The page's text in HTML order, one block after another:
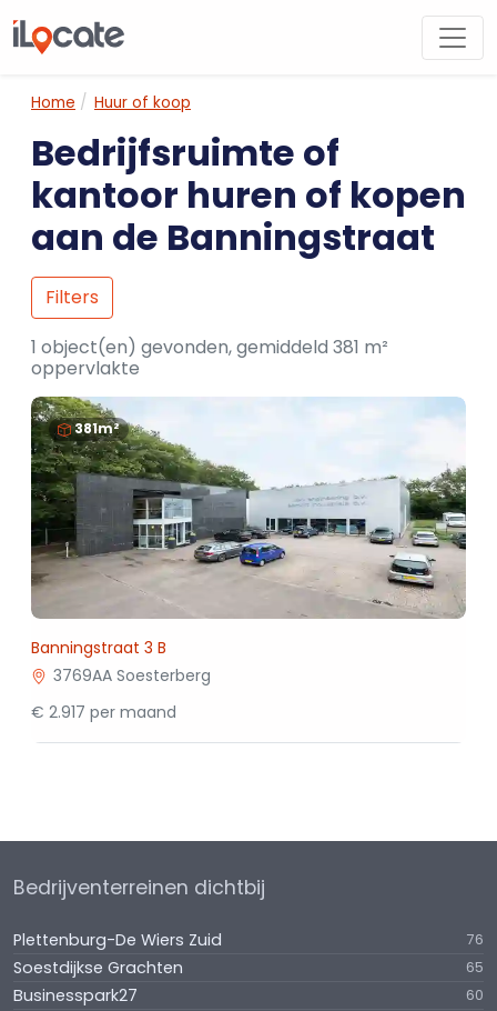
Home Huur of koop
Bedrijfsruimte of
kantoor huren of kopen
aan de Banningstraat
Filters
1 object(en) gevonden, gemiddeld 381 m²
oppervlakte
381m²
Banningstraat 3 B
3769AA Soesterberg
€ 2.917 per maand
Bedrijventerreinen dichtbij
Plettenburg-De Wiers Zuid 76
Soestdijkse Grachten 65
Businesspark27 60